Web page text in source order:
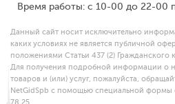
Время работы: с 10-00 до 22-00
Данный сайт носит исключительно
каких условиях не является публичной
положениями Статьи 437 (2)
Для получения подробной информации о
товаров и (или) услуг, пожалуйста,
NetGidSpb с помощью специальной формы
78 25.